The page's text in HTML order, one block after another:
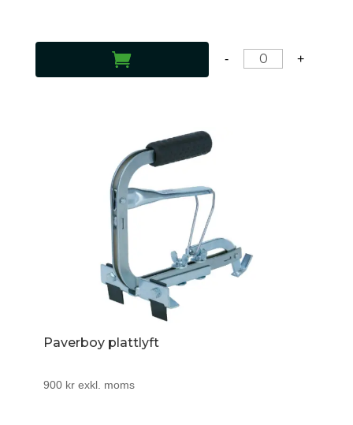
- +
Paverboy plattlyft
900 krexkl. moms